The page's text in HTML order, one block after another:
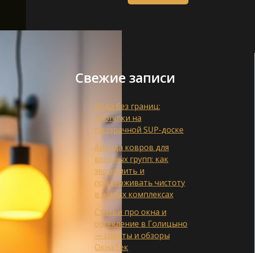
Свежие записи
Вода без границ:
прогулки на
прозрачной SUP-доске
Аренда ковров для
входных групп: как
экономить и
поддерживать чистоту
в жилых комплексах
Статьи про окна и
остекление в Голицыно
— советы и обзоры
ОкнаТек